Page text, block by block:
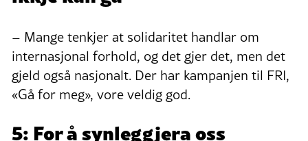
– Mange tenkjer at solidaritet handlar om
internasjonal forhold, og det gjer det, men det
gjeld også nasjonalt. Der har kampanjen til FRI,
«Gå for meg», vore veldig god.
5: For å synleggjera oss